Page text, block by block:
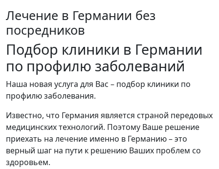
Лечение в Германии без
посредников
Подбор клиники в Германии
по профилю заболеваний
Наша новая услуга для Вас – подбор клиники по
профилю заболевания.
Известно, что Германия является страной передовых
медицинских технологий. Поэтому Ваше решение
приехать на лечение именно в Германию – это
верный шаг на пути к решению Ваших проблем со
здоровьем.